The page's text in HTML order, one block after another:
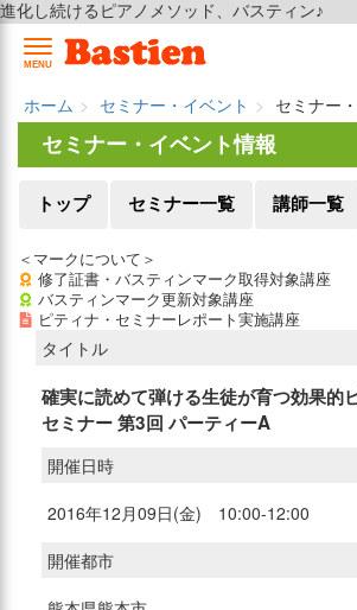
進化し続けるピアノメソッド、バスティン♪
MENU
ホーム セミナー・イベント
セミナー
セミナー・イベント情報
トップ セミナー一覧 講師一覧
＜マークについて＞
修了証書・バスティンマーク取得対象講座
バスティンマーク更新対象講座
ピティナ・セミナーレポート実施講座
タイトル
確実に読めて弾ける生徒が育つ効果的
セミナー 第3回 パーティーA
開催日時
2016年12月09日(金) 10:00-12:00
開催都市